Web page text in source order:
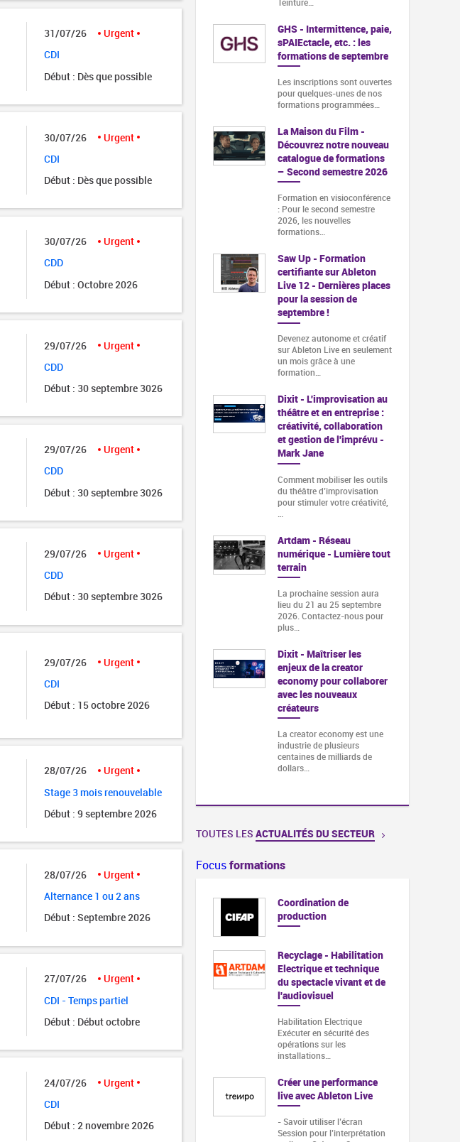
31/07/26
Urgent
CDI
Début : Dès que possible
30/07/26
Urgent
CDI
Début : Dès que possible
30/07/26
Urgent
CDD
Début : Octobre 2026
29/07/26
Urgent
CDD
Début : 30 septembre 3026
29/07/26
Urgent
CDD
Début : 30 septembre 3026
29/07/26
Urgent
CDD
Début : 30 septembre 3026
29/07/26
Urgent
CDI
Début : 15 octobre 2026
28/07/26
Urgent
Stage 3 mois renouvelable
Début : 9 septembre 2026
28/07/26
Urgent
Alternance 1 ou 2 ans
Début : Septembre 2026
27/07/26
Urgent
CDI - Temps partiel
Début : Début octobre
24/07/26
Urgent
CDI
Début : 2 novembre 2026
GHS - Intermittence, paie,
sPAIEctacle, etc. : les
formations de septembre
Les inscriptions sont ouvertes
pour quelques-unes de nos
formations programmées…
La Maison du Film -
Découvrez notre nouveau
catalogue de formations
– Second semestre 2026
Formation en visioconférence
: Pour le second semestre
2026, les nouvelles
formations…
Saw Up - Formation
certifiante sur Ableton
Live 12 - Dernières places
pour la session de
septembre !
Devenez autonome et créatif
sur Ableton Live en seulement
un mois grâce à une
formation…
Dixit - L'improvisation au
théâtre et en entreprise :
créativité, collaboration
et gestion de l'imprévu -
Mark Jane
Comment mobiliser les outils
du théâtre d’improvisation
pour stimuler votre créativité,
Artdam - Réseau
numérique - Lumière tout
terrain
La prochaine session aura
lieu du 21 au 25 septembre
2026. Contactez-nous pour
plus…
Dixit - Maîtriser les
enjeux de la creator
economy pour collaborer
avec les nouveaux
créateurs
La creator economy est une
industrie de plusieurs
centaines de milliards de
dollars…
TOUTES LES ACTUALITÉS DU SECTEUR
Focusformations
Coordination de
production
Recyclage - Habilitation
Electrique et technique
du spectacle vivant et de
l'audiovisuel
Habilitation Electrique
Exécuter en sécurité des
opérations sur les
installations…
Créer une performance
live avec Ableton Live
- Savoir utiliser l’écran
Session pour l’interprétation